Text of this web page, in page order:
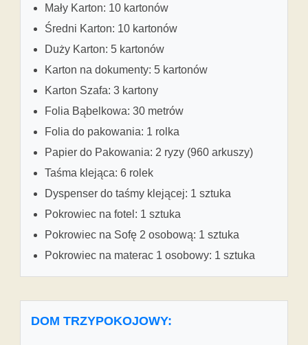
Mały Karton: 10 kartonów
Średni Karton: 10 kartonów
Duży Karton: 5 kartonów
Karton na dokumenty: 5 kartonów
Karton Szafa: 3 kartony
Folia Bąbelkowa: 30 metrów
Folia do pakowania: 1 rolka
Papier do Pakowania: 2 ryzy (960 arkuszy)
Taśma klejąca: 6 rolek
Dyspenser do taśmy klejącej: 1 sztuka
Pokrowiec na fotel: 1 sztuka
Pokrowiec na Sofę 2 osobową: 1 sztuka
Pokrowiec na materac 1 osobowy: 1 sztuka
DOM TRZYPOKOJOWY: